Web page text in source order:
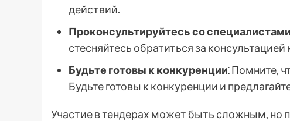
действий.
Проконсультируйтесь со специалистами
стесняйтесь обратиться за
Будьте готовы к конкуренции⁚ Помните,
Будьте готовы к конкуренции и
Участие в тендерах может быть сложным, но